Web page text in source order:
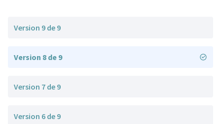
Version 9 de 9
Version 8 de 9
Version 7 de 9
Version 6 de 9